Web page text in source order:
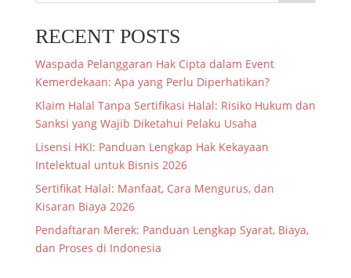
RECENT POSTS
Waspada Pelanggaran Hak Cipta dalam Event
Kemerdekaan: Apa yang Perlu Diperhatikan?
Klaim Halal Tanpa Sertifikasi Halal: Risiko Hukum dan
Sanksi yang Wajib Diketahui Pelaku Usaha
Lisensi HKI: Panduan Lengkap Hak Kekayaan
Intelektual untuk Bisnis 2026
Sertifikat Halal: Manfaat, Cara Mengurus, dan
Kisaran Biaya 2026
Pendaftaran Merek: Panduan Lengkap Syarat, Biaya,
dan Proses di Indonesia